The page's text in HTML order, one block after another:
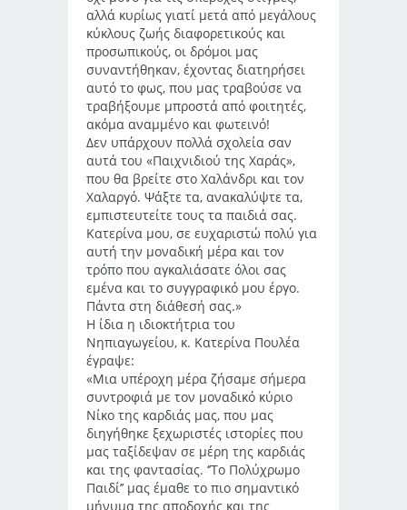
αλλά κυρίως γιατί μετά από μεγάλους
κύκλους ζωής διαφορετικούς και
προσωπικούς, οι δρόμοι μας
συναντήθηκαν, έχοντας διατηρήσει
αυτό το φως, που μας τραβούσε να
τραβήξουμε μπροστά από φοιτητές,
ακόμα αναμμένο και φωτεινό!
Δεν υπάρχουν πολλά σχολεία σαν
αυτά του «Παιχνιδιού της Χαράς»,
που θα βρείτε στο Χαλάνδρι και τον
Χαλαργό. Ψάξτε τα, ανακαλύψτε τα,
εμπιστευτείτε τους τα παιδιά σας.
Κατερίνα μου, σε ευχαριστώ πολύ για
αυτή την μοναδική μέρα και τον
τρόπο που αγκαλιάσατε όλοι σας
εμένα και το συγγραφικό μου έργο.
Πάντα στη διάθεσή σας.»
Η ίδια η ιδιοκτήτρια του
Νηπιαγωγείου, κ. Κατερίνα Πουλέα
έγραψε:
«Μια υπέροχη μέρα ζήσαμε σήμερα
συντροφιά με τον μοναδικό κύριο
Νίκο της καρδιάς μας, που μας
διηγήθηκε ξεχωριστές ιστορίες που
μας ταξίδεψαν σε μέρη της καρδιάς
και της φαντασίας. ‘’Το Πολύχρωμο
Παιδί’’ μας έμαθε το πιο σημαντικό
μήνυμα της αποδοχής και της